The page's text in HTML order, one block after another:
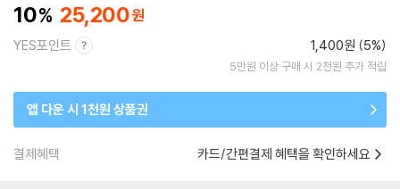
10 25,200
YES포인트 1,400원 (5%)
5만원 이상 구매 시 2천원 추가 적립
앱 다운 시 1천원 상품권
결제혜택 카드/간편결제 혜택을 확인하세요